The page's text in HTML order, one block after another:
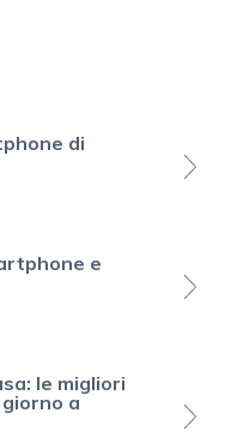
di
e
le migliori
a